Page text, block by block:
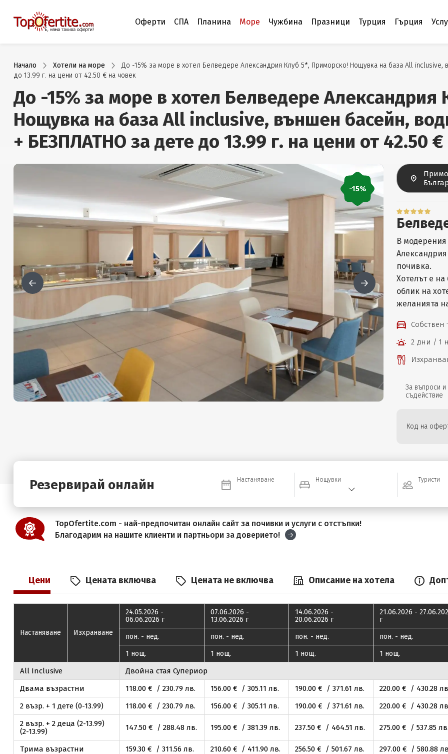
Оферти СПА Планина Море Чужбина Празници Турция Гърция
Начало Хотели на море
До -15% за море в хотел Белведере Александрия Клуб 5*, Приморско! Нощувка на база All
до 13.99 г. на цени от 42.50 € на човек
До -15% за море в хотел Белведере Александрия
Нощувка на база All inclusive, външен басейн,
+ БЕЗПЛАТНО за дете до 13.99 г. на цени от 42.50
-15%
В
почивка.
Хотелът е на
облик на
желанията
Собствен
2 дни / 1
За въпроси и
съдействие
Код на
Резервирай онлайн Настаняване Нощувки Туристи
TopOfertite.com - най-предпочитан онлайн сайт за почивки и услуги с отстъпки!
Благодарим на нашите клиенти и партньори за доверието!
Цени Цената включва Цената не включва Описание на хотела
Настаняване Изхранване
24.05.2026 -
06.06.2026 г
07.06.2026 -
13.06.2026 г
14.06.2026 -
20.06.2026 г
21.06.2026 -
г
пон. - нед.
пон. - нед. пон. - нед. пон. - нед.
1 нощ.
1 нощ. 1 нощ. 1 нощ.
All Inclusive
Двойна стая Супериор
Двама възрастни
118.00€ / 230.79лв. 156.00€ / 305.11 лв. 190.00€ / 371.61 лв. 220.00€ / 430.28
2 възр. + 1 дете (0-13.99)
118.00€ / 230.79лв. 156.00€ / 305.11 лв. 190.00€ / 371.61 лв. 220.00€ / 430.28
2 възр. + 2 деца (2-13.99)
(2-13.99)
147.50€ / 288.48лв. 195.00€ / 381.39лв. 237.50€ / 464.51 лв. 275.00€ / 537.85лв.
Трима възрастни 159.30€ / 311.56лв. 210.60€ / 411.90лв. 256.50€ / 501.67 лв. 297.00€ / 580.88